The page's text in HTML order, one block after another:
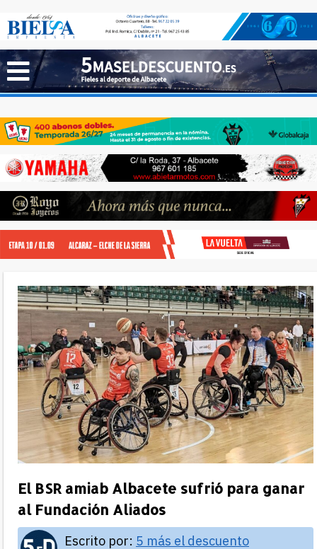
El BSR amiab Albacete sufrió para ganar
al Fundación Aliados
Escrito por: 5 más el descuento